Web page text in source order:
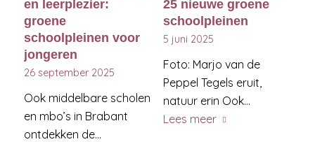
en leerplezier:
groene
schoolpleinen voor
jongeren
26 september 2025
Ook middelbare scholen
en mbo’s in Brabant
ontdekken de…
25 nieuwe groene
schoolpleinen
5 juni 2025
Foto: Marjo van de
Peppel Tegels eruit,
natuur erin Ook…
Lees meer